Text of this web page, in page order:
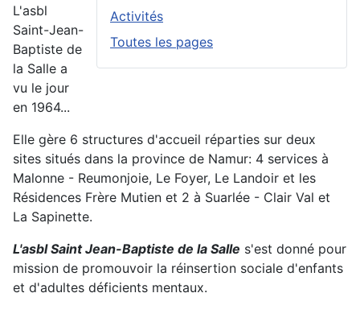
Activités
Toutes les pages
L'asbl
Saint-Jean-
Baptiste de
la Salle a
vu le jour
en 1964...
Elle gère 6 structures d'accueil réparties sur deux
sites situés dans la province de Namur: 4 services à
Malonne - Reumonjoie, Le Foyer, Le Landoir et les
Résidences Frère Mutien et 2 à Suarlée - Clair Val et
La Sapinette.
L'asbl Saint Jean-Baptiste de la Salle s'est donné pour
mission de promouvoir la réinsertion sociale d'enfants
et d'adultes déficients mentaux.